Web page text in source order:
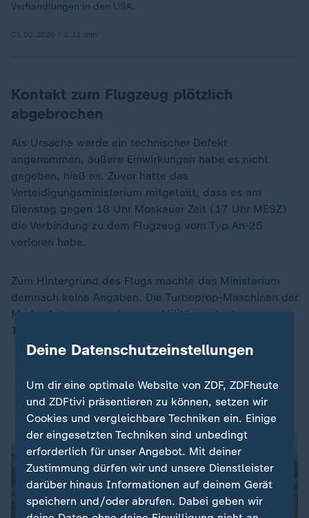
Verhandlungen in den USA.
Kontakt zum Flugzeug plötzlich
abgebrochen
Als Ursache werde ein technischer Defekt
angenommen, äußere Einwirkungen habe es nicht
gegeben, hieß es. Zuvor hatte das
Verteidigungsministerium mitgeteilt, dass es am
Dienstag gegen 18 Uhr Moskauer Zeit (17 Uhr MESZ)
die Verbindung zu dem Flugzeug vom Typ An-26
verloren habe.
Zum Hintergrund des Flugs machte das Ministerium
demnach keine Angaben. Die Turboprop-Maschinen der
Marke Antonow werden vom Militär auch als
Transportflugzeuge eingesetzt.
Deine Datenschutzeinstellungen
Um dir eine optimale Website von ZDF, ZDFheute
und ZDFtivi präsentieren zu können, setzen wir
Cookies und vergleichbare Techniken ein. Einige
der eingesetzten Techniken sind unbedingt
erforderlich für unser Angebot. Mit deiner
Zustimmung dürfen wir und unsere Dienstleister
darüber hinaus Informationen auf deinem Gerät
speichern und/oder abrufen. Dabei geben wir